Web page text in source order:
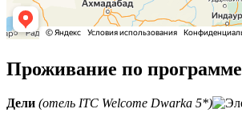
Проживание по программе
Дели (отель ITC Welcome Dwarka 5*)